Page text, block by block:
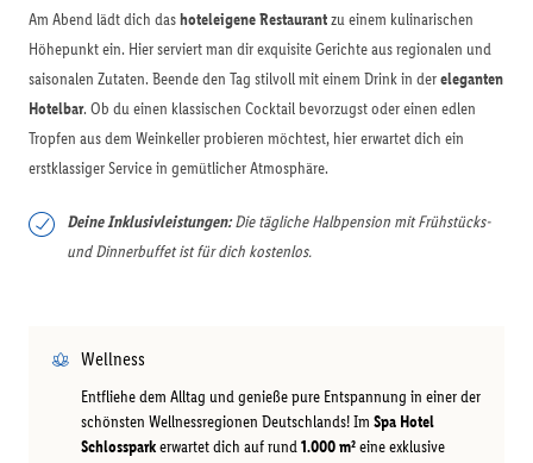
Am Abend lädt dich dashoteleigene Restaurantzu einem kulinarischen
Höhepunkt ein. Hier serviert man dir exquisite Gerichte aus regionalen und
saisonalen Zutaten. Beende den Tag stilvoll mit einem Drink in dereleganten
Hotelbar. Ob du einen klassischen Cocktail bevorzugst oder einen edlen
Tropfen aus dem Weinkeller probieren möchtest, hier erwartet dich ein
erstklassiger Service in gemütlicher Atmosphäre.
Deine Inklusivleistungen:Die tägliche Halbpension mit Frühstücks-
und Dinnerbuffet ist für dich kostenlos.
Wellness
Entfliehe dem Alltag und genieße pure Entspannung in einer der
schönsten Wellnessregionen Deutschlands! Im Spa Hotel
Schlossparkerwartet dich auf rund1.000 m²eine exklusive